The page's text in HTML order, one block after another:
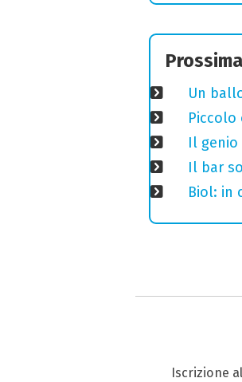
Un
Piccolo
Il genio
Il bar
Biol: in
Iscrizione